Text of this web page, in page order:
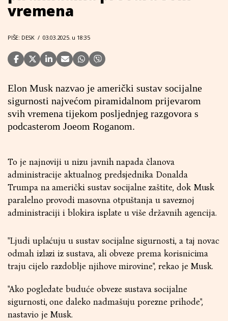
vremena
PIŠE: DESK / 03.03.2025. u 18:35
Elon Musk nazvao je američki sustav socijalne
sigurnosti najvećom piramidalnom prijevarom
svih vremena tijekom posljednjeg razgovora s
podcasterom Joeom Roganom.
To je najnoviji u nizu javnih napada članova
administracije aktualnog predsjednika Donalda
Trumpa na američki sustav socijalne zaštite, dok Musk
paralelno provodi masovna otpuštanja u saveznoj
administraciji i blokira isplate u više državnih agencija.
"Ljudi uplaćuju u sustav socijalne sigurnosti, a taj novac
odmah izlazi iz sustava, ali obveze prema korisnicima
traju cijelo razdoblje njihove mirovine", rekao je Musk.
"Ako pogledate buduće obveze sustava socijalne
sigurnosti, one daleko nadmašuju porezne prihode",
nastavio je Musk.